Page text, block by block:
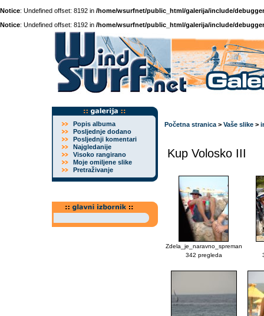
Notice: Undefined offset: 8192 in /home/wsurfnet/public_html/galerija/include/
Notice: Undefined offset: 8192 in /home/wsurfnet/public_html/galerija/include/
Popis albuma
Posljednje dodano
Posljednji komentari
Najgledanije
Visoko rangirano
Moje omiljene slike
Pretraživanje
Početna stranica> Vaše slike>
Kup Volosko III
Zdela_je_naravno_spreman
342 pregleda